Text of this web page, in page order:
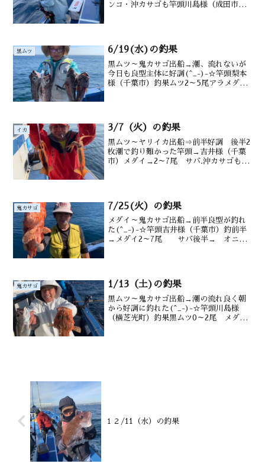
ンコ・沖カサゴも竿頭川島様（成田市）
黒ムツ 6/19(水)の釣果
黒ムツ～鬼カサゴ出船→潮、流れないが
今日も良型主体に好調(^_-)-☆竿頭梨本
様（千葉市）釣果ムツ2～5尾アラメダイ
イカ 3/7（火）の釣果
黒ムツ～ヤリイカ出船⇒前半好調 後半2
枚潮で釣り難かった竿頭→吉井様（千葉
市）メダイ→2～7尾 サバ.沖カサゴも後
鬼カサゴ 7/25(火）の釣果
メダイ～鬼カサゴ出船→前半良型が釣れ
た(^_-)-☆竿頭吉井様（千葉市）釣前半
→メダイ2～7尾 サバ後半→ オニカ
鬼カサゴ 1/13（土)の釣果
黒ムツ～鬼カサゴ出船→潮の流れ良く朝
から好調に釣れた(^_-)-☆竿頭川島様
（横芝光町）釣果黒ムツ0～2尾 メダイ
１２/11（水）の釣果